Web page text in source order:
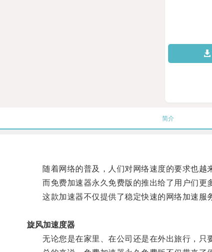
简介
随着网络的普及，人们对网络速度的要求也越
而免费加速器永久免费版的推出给了用户们更
这款加速器不仅提供了稳定快速的网络加速服
旋风加速度器
无论您是在家里、在公司还是在外出旅行，只